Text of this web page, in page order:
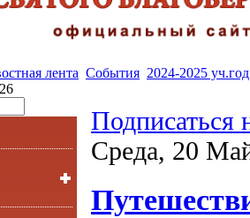
лента События 2024-2025 уч.год
Подписаться
Среда, 20